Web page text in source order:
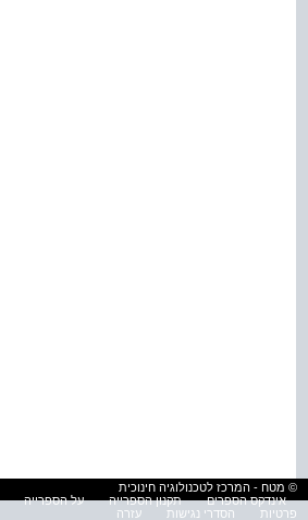
© מטח - המרכז לטכנולוגיה חינוכית
אינדקס הספרים
תקנון הספרייה על הספרייה
פרטיות
הסדרי נגישות עזרה